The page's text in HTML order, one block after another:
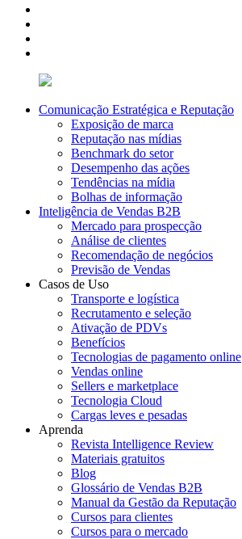
Comunicação Estratégica e Reputação
Exposição de marca
Reputação nas mídias
Benchmark do setor
Desempenho das ações
Tendências na mídia
Bolhas de informação
Inteligência de Vendas B2B
Mercado para prospecção
Análise de clientes
Recomendação de negócios
Previsão de Vendas
Casos de Uso
Transporte e logística
Recrutamento e seleção
Ativação de PDVs
Benefícios
Tecnologias de pagamento online
Vendas online
Sellers e marketplace
Tecnologia Cloud
Cargas leves e pesadas
Aprenda
Revista Intelligence Review
Materiais gratuitos
Blog
Glossário de Vendas B2B
Manual da Gestão da Reputação
Cursos para clientes
Cursos para o mercado